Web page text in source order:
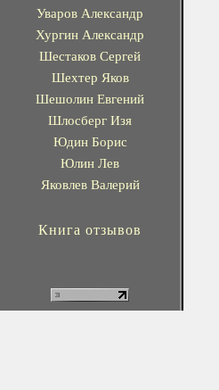
Уваров Александр
Хургин Александр
Шестаков Сергей
Шехтер Яков
Шешолин Евгений
Шлосберг Изя
Юдин Борис
Юлин Лев
Яковлев Валерий
Книга отзывов